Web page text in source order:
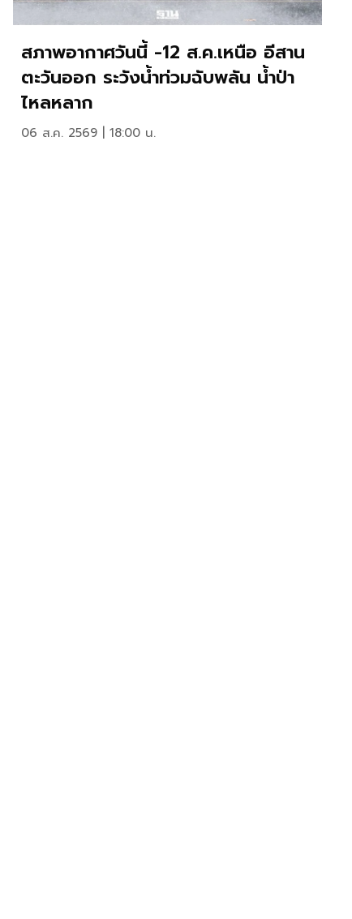
สภาพอากาศวันนี้ -12 ส.ค.เหนือ อีสาน
ตะวันออก ระวังน้ำท่วมฉับพลัน น้ำป่า
ไหลหลาก
06 ส.ค. 2569 | 18:00 น.